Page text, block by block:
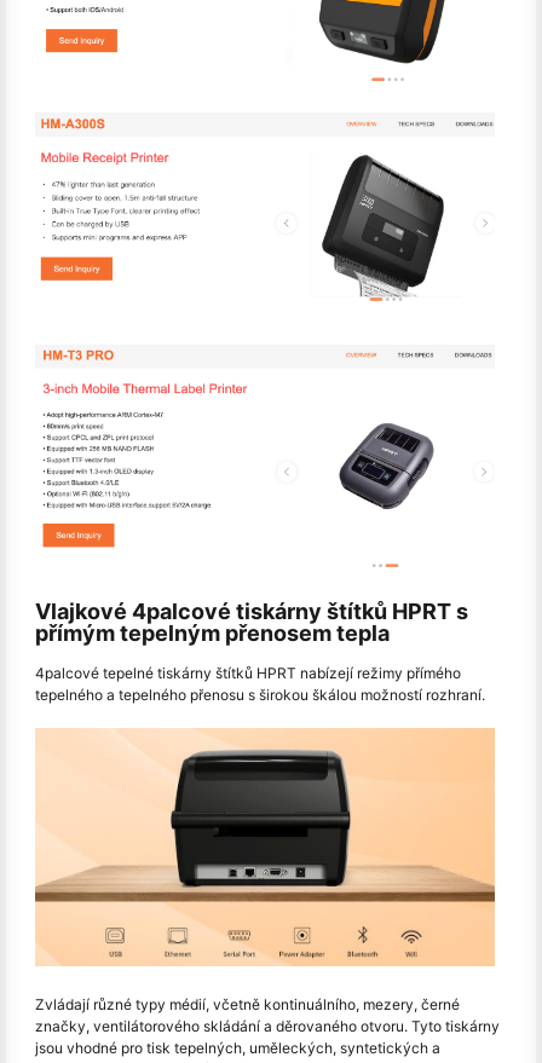
Vlajkové 4palcové tiskárny štítků HPRT s
přímým tepelným přenosem tepla
4palcové tepelné tiskárny štítků HPRT nabízejí režimy přímého
tepelného a tepelného přenosu s širokou škálou možností rozhraní.
Zvládají různé typy médií, včetně kontinuálního, mezery, černé
značky, ventilátorového skládání a děrovaného otvoru. Tyto tiskárny
jsou vhodné pro tisk tepelných, uměleckých, syntetických a